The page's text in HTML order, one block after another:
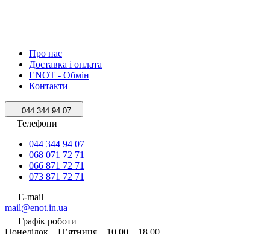
Про нас
Доставка і оплата
ENOT - Обмін
Контакти
044 344 94 07
Телефони
044 344 94 07
068 071 72 71
066 871 72 71
073 871 72 71
E-mail
mail@enot.in.ua
Графік роботи
Понеділок – П’ятниця – 10.00 – 18.00